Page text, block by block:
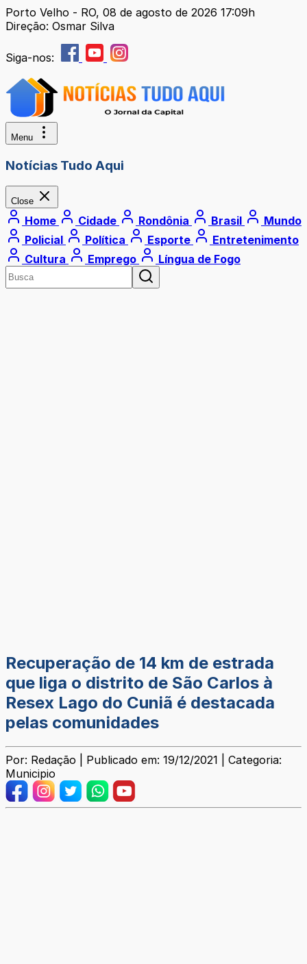
Porto Velho - RO, 08 de agosto de 2026 17:09h
Direção: Osmar Silva
Siga-nos:
Menu
Notícias Tudo Aqui
Close
Home Cidade Rondônia Brasil
Mundo
Policial
Política Esporte
Entretenimento
Cultura
Emprego Língua de Fogo
Recuperação de 14 km de estrada
que liga o distrito de São Carlos à
Resex Lago do Cuniã é destacada
pelas comunidades
Por: Redação | Publicado em: 19/12/2021 | Categoria:
Municipio